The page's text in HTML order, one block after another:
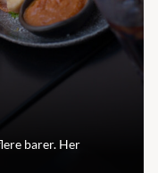
barer. Her